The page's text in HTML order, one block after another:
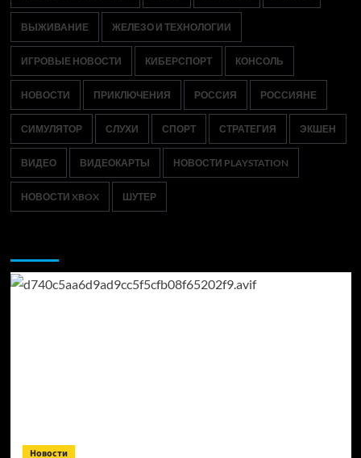
ВЫЖИВАНИЕ ЖЕЛЕЗО И ТЕХНОЛОГИИ
ИГРОВЫЕ НОВОСТИ КИБЕРСПОРТ КОНСОЛЬ
НОВОСТИ ПРИКЛЮЧЕНИЯ РОССИЯ РОССИЯНЕ
СИМУЛЯТОР СЛУХИ СПОРТ СТРАТЕГИЯ ЭКШЕН
ВИДЕО ВИДЕОКАРТЫ НОВОСТИ PLAYSTATION
НОВОСТИ XBOX ШУТЕР
Новости